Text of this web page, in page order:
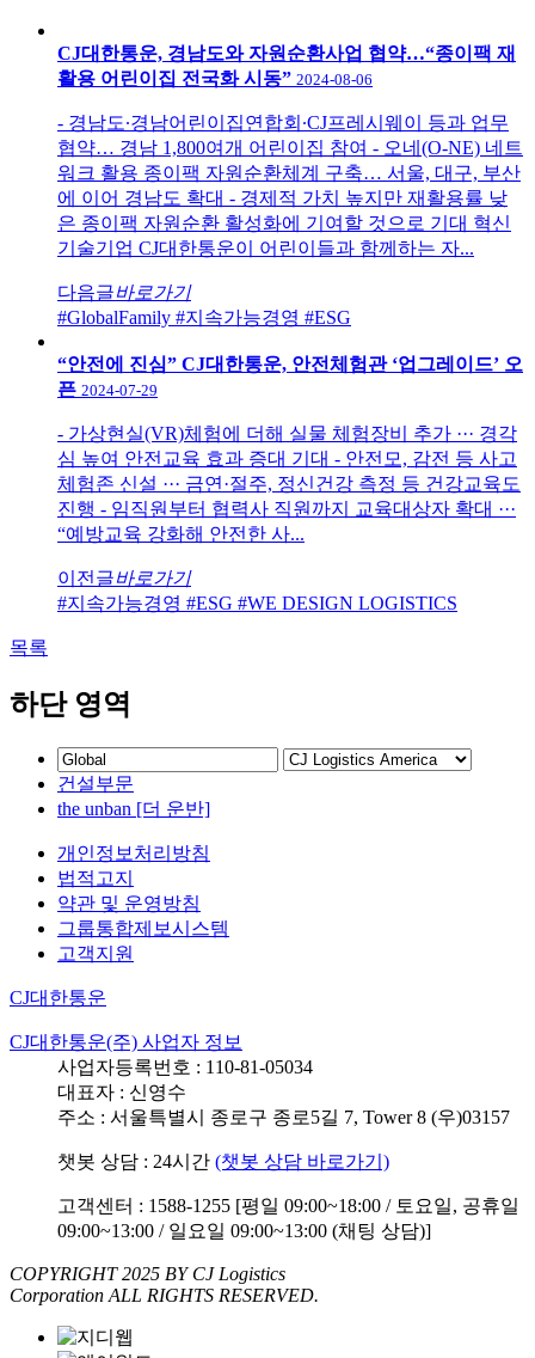
CJ대한통운, 경남도와 자원순환사업 협약…“종이팩 재
활용 어린이집 전국화 시동” 2024-08-06
- 경남도∙경남어린이집연합회∙CJ프레시웨이 등과 업무
협약… 경남 1,800여개 어린이집 참여 - 오네(O-NE) 네트
워크 활용 종이팩 자원순환체계 구축… 서울, 대구, 부산
에 이어 경남도 확대 - 경제적 가치 높지만 재활용률 낮
은 종이팩 자원순환 활성화에 기여할 것으로 기대 혁신
기술기업 CJ대한통운이 어린이들과 함께하는 자...
다음글바로가기
#GlobalFamily#지속가능경영#ESG
“안전에 진심” CJ대한통운, 안전체험관 ‘업그레이드’ 오
픈 2024-07-29
- 가상현실(VR)체험에 더해 실물 체험장비 추가 ··· 경각
심 높여 안전교육 효과 증대 기대 - 안전모, 감전 등 사고
체험존 신설 ··· 금연·절주, 정신건강 측정 등 건강교육도
진행 - 임직원부터 협력사 직원까지 교육대상자 확대 ···
“예방교육 강화해 안전한 사...
이전글바로가기
#지속가능경영#ESG#WE DESIGN LOGISTICS
목록
하단 영역
건설부문
the unban [더 운반]
개인정보처리방침
법적고지
약관 및 운영방침
그룹통합제보시스템
고객지원
CJ대한통운
CJ대한통운(주) 사업자 정보
사업자등록번호 : 110-81-05034
대표자 : 신영수
주소 : 서울특별시 종로구 종로5길 7, Tower 8 (우)03157
챗봇 상담 : 24시간 (챗봇 상담 바로가기)
고객센터 : 1588-1255 [평일 09:00~18:00 / 토요일, 공휴일
09:00~13:00 / 일요일 09:00~13:00 (채팅 상담)]
COPYRIGHT 2025 BY CJ Logistics
Corporation ALL RIGHTS RESERVED.